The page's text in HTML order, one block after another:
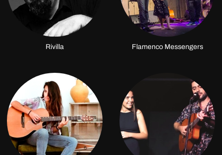
Rivilla Flamenco Messengers